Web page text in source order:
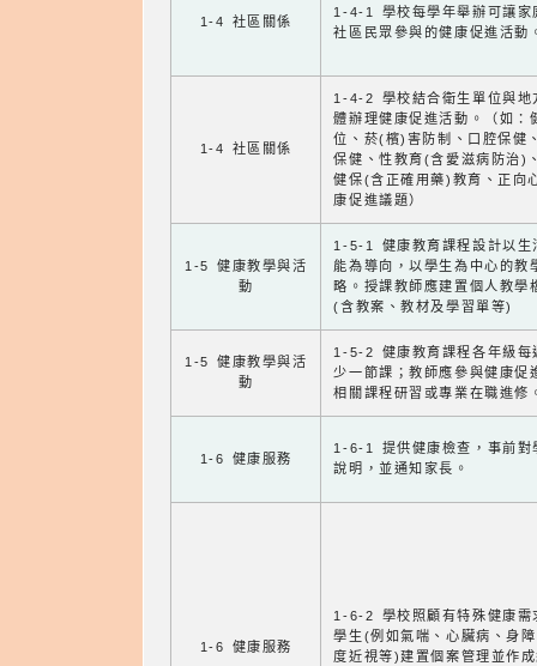
1-4 社區關係
1-4-1 學校每學年舉辦可讓家
社區民眾參與的健康促進活動
1-4 社區關係
1-4-2 學校結合衛生單位與地
體辦理健康促進活動。（如：
位、菸(檳)害防制、口腔保健
保健、性教育(含愛滋病防治)
健保(含正確用藥)教育、正向
康促進議題）
1-5 健康教學與活
動
1-5-1 健康教育課程設計以生
能為導向，以學生為中心的教
略。授課教師應建置個人教學
(含教案、教材及學習單等)
1-5 健康教學與活
動
1-5-2 健康教育課程各年級每
少一節課；教師應參與健康促
相關課程研習或專業在職進修
1-6 健康服務
1-6-1 提供健康檢查，事前對
說明，並通知家長。
1-6 健康服務
1-6-2 學校照顧有特殊健康需
學生(例如氣喘、心臟病、身
度近視等)建置個案管理並作